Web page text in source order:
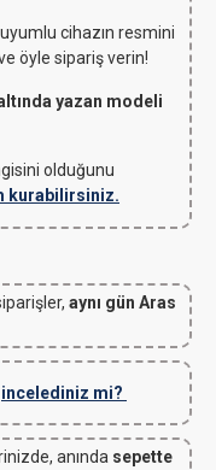
cihazın resmini
ve öyle sipariş verin!
yazan modeli
olduğunu
kurabilirsiniz.
aynı gün Aras
incelediniz mi?
anında sepette